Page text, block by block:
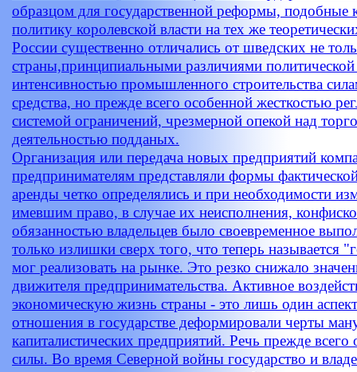
образцом для государственной реформы, подобные
политику королевской власти на тех же
России существенно отличались от шведских не
страны,принципиальными различиями
интенсивностью промышленного строительства
средства, но прежде всего особенной жесткостью
системой ограничений, чрезмерной опекой над
деятельностью подданых.
Организация или передача новых предприятий
предпринимателям представляли формы
аренды четко определялись и при необходимости
имевшим право, в случае их неисполнения,
обязанностью владельцев было своевременное
только излишки сверх того, что теперь называется
мог реализовать на рынке. Это резко снижало
движителя предпринимательства. Активное
экономическую жизнь страны - это лишь один
отношения в государстве деформировали черты
капиталистических предприятий. Речь прежде
силы. Во время Северной войны государство и